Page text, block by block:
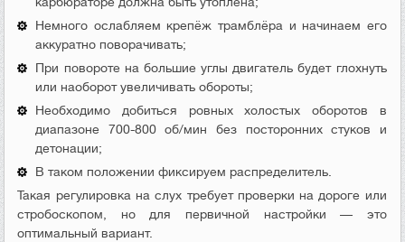
Немного ослабляем крепёж трамблёра и начинаем его
аккуратно поворачивать;
При повороте на большие углы двигатель будет глохнуть
или наоборот увеличивать обороты;
Необходимо добиться ровных холостых оборотов в
диапазоне 700-800 об/мин без посторонних стуков и
детонации;
В таком положении фиксируем распределитель.
Такая регулировка на слух требует проверки на дороге или
стробоскопом, но для первичной настройки — это
оптимальный вариант.